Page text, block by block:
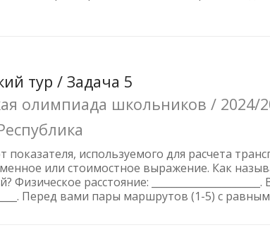
тур / Задача 5
олимпиада школьников /
показателя, используемого для расчета
или стоимостное выражение. Как
Физическое расстояние:
Перед вами пары маршрутов (1-5) с